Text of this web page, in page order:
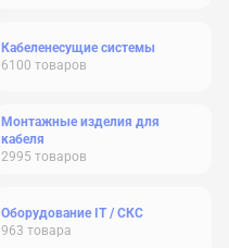
Кабеленесущие системы
6100 товаров
Монтажные изделия для
кабеля
2995 товаров
Оборудование IT / СКС
963 товара